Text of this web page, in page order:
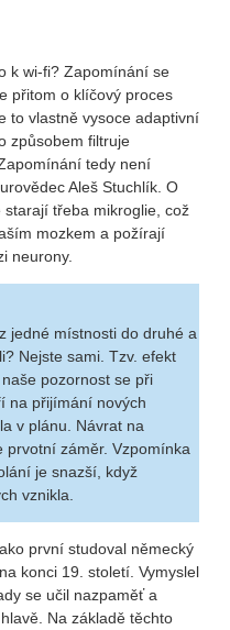
k wi-fi? Zapomínání se
přitom o klíčový proces
to vlastně vysoce adaptivní
způsobem filtruje
tedy není
Aleš Stuchlík. O
třeba mikroglie, což
mozkem a požírají
neurony.
jedné místnosti do druhé a
Nejste sami. Tzv. efekt
pozornost se při
na přijímání nových
v plánu. Návrat na
prvotní záměr. Vzpomínka
je snazší, když
vznikla.
první studoval německý
konci 19. století. Vymyslel
se učil nazpaměť a
Na základě těchto